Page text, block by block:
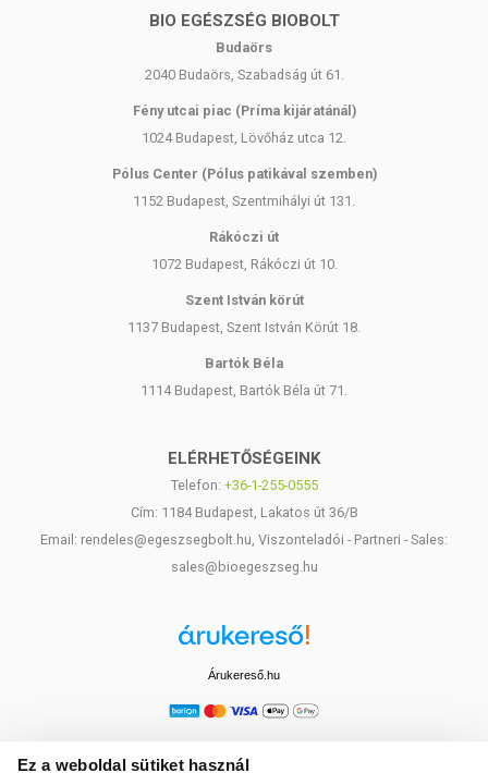
Ez a weboldal sütiket használ
BIO EGÉSZSÉG BIOBOLT
Budaörs
2040 Budaörs, Szabadság út 61.
Fény utcai piac (Príma kijáratánál)
1024 Budapest, Lövőház utca 12.
Pólus Center (Pólus patikával szemben)
1152 Budapest, Szentmihályi út 131.
Rákóczi út
1072 Budapest, Rákóczi út 10.
Szent István körút
1137 Budapest, Szent István Körút 18.
Bartók Béla
1114 Budapest, Bartók Béla út 71.
ELÉRHETŐSÉGEINK
Telefon: +36-1-255-0555
Cím: 1184 Budapest, Lakatos út 36/B
Email: rendeles@egeszsegbolt.hu, Viszonteladói - Partneri - Sales:
sales@bioegeszseg.hu
Árukereső.hu